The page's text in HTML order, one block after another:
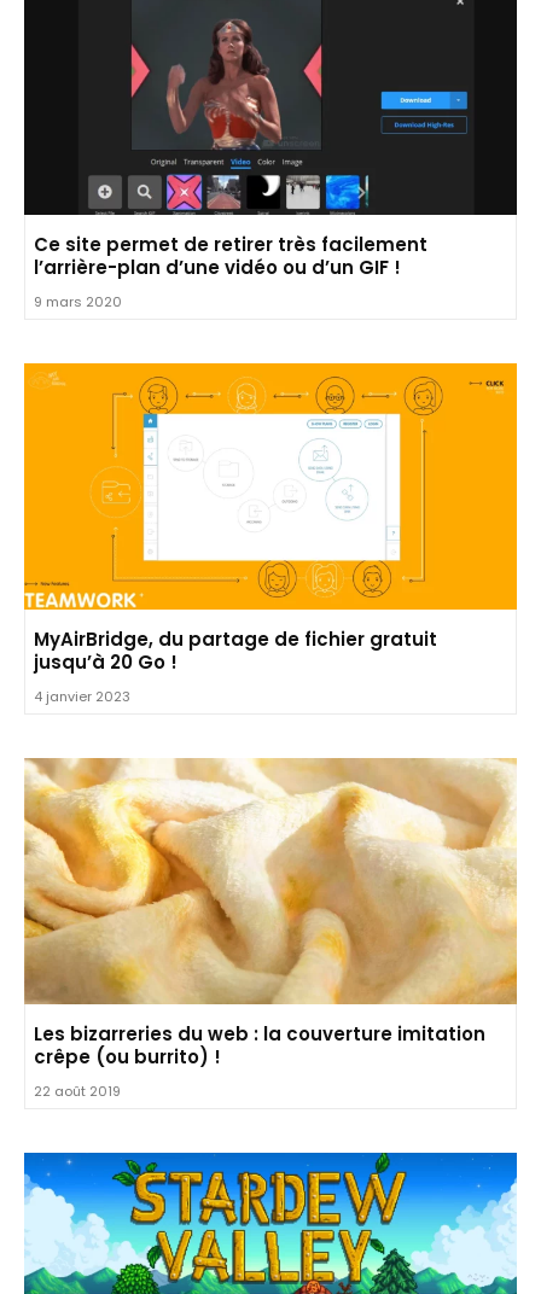
Ce site permet de retirer très facilement
l’arrière-plan d’une vidéo ou d’un GIF !
9 mars 2020
MyAirBridge, du partage de fichier gratuit
jusqu’à 20 Go !
4 janvier 2023
Les bizarreries du web : la couverture imitation
crêpe (ou burrito) !
22 août 2019